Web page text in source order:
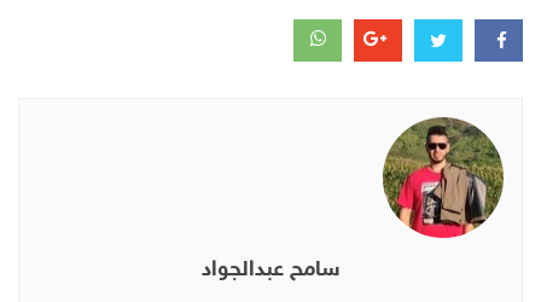
سامح عبدالجواد